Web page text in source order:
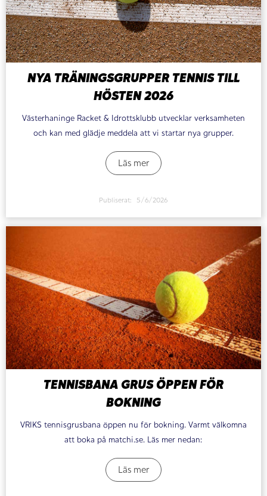
NYA TRÄNINGSGRUPPER TENNIS TILL
HÖSTEN 2026
Västerhaninge Racket & Idrottsklubb utvecklar verksamheten
och kan med glädje meddela att vi startar nya grupper.
Läs mer
Publiserat: 5/6/2026
TENNISBANA GRUS ÖPPEN FÖR
BOKNING
VRIKS tennisgrusbana öppen nu för bokning. Varmt välkomna
att boka på matchi.se. Läs mer nedan:
Läs mer